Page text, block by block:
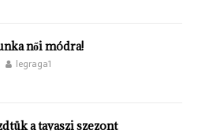
női módra!
legraga1
a tavaszi szezont